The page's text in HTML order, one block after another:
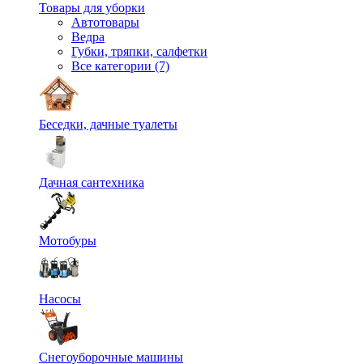
Товары для уборки
Автотовары
Ведра
Губки, тряпки, салфетки
Все категории (7)
Беседки, дачные туалеты
Дачная сантехника
Мотобуры
Насосы
Снегоуборочные машины